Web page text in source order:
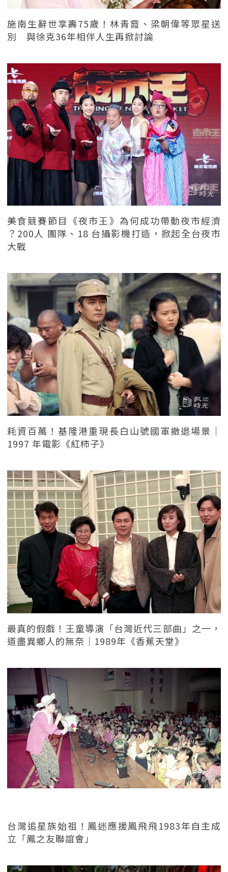
施南生辭世享壽75歲！林青霞、梁朝偉等眾星送
別 與徐克36年相伴人生再掀討論
美食競賽節目《夜市王》為何成功帶動夜市經濟
？200人 團隊、18 台攝影機打造，掀起全台夜市
大戰
耗資百萬！基隆港重現長白山號國軍撤退場景｜
1997 年電影《紅柿子》
最真的假戲！王童導演「台灣近代三部曲」之一，
道盡異鄉人的無奈｜1989年《香蕉天堂》
台灣追星族始祖！鳳迷應援鳳飛飛1983年自主成
立「鳳之友聯誼會」